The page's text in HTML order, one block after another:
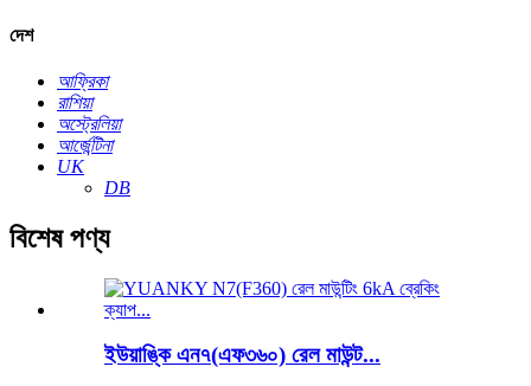
দেশ
আফ্রিকা
রাশিয়া
অস্ট্রেলিয়া
আর্জেন্টিনা
UK
DB
বিশেষ পণ্য
ইউয়াঙ্কি এন৭(এফ৩৬০) রেল মাউন্ট...